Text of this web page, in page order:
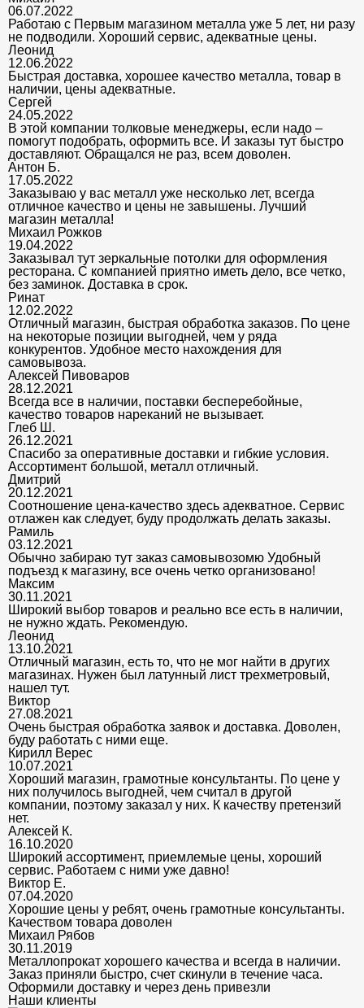
06.07.2022
Работаю с Первым магазином металла уже 5 лет, ни разу
не подводили. Хороший сервис, адекватные цены.
Леонид
12.06.2022
Быстрая доставка, хорошее качество металла, товар в
наличии, цены адекватные.
Сергей
24.05.2022
В этой компании толковые менеджеры, если надо –
помогут подобрать, оформить все. И заказы тут быстро
доставляют. Обращался не раз, всем доволен.
Антон Б.
17.05.2022
Заказываю у вас металл уже несколько лет, всегда
отличное качество и цены не завышены. Лучший
магазин металла!
Михаил Рожков
19.04.2022
Заказывал тут зеркальные потолки для оформления
ресторана. С компанией приятно иметь дело, все четко,
без заминок. Доставка в срок.
Ринат
12.02.2022
Отличный магазин, быстрая обработка заказов. По цене
на некоторые позиции выгодней, чем у ряда
конкурентов. Удобное место нахождения для
самовывоза.
Алексей Пивоваров
28.12.2021
Всегда все в наличии, поставки бесперебойные,
качество товаров нареканий не вызывает.
Глеб Ш.
26.12.2021
Спасибо за оперативные доставки и гибкие условия.
Ассортимент большой, металл отличный.
Дмитрий
20.12.2021
Соотношение цена-качество здесь адекватное. Сервис
отлажен как следует, буду продолжать делать заказы.
Рамиль
03.12.2021
Обычно забираю тут заказ самовывозомю Удобный
подъезд к магазину, все очень четко организовано!
Максим
30.11.2021
Широкий выбор товаров и реально все есть в наличии,
не нужно ждать. Рекомендую.
Леонид
13.10.2021
Отличный магазин, есть то, что не мог найти в других
магазинах. Нужен был латунный лист трехметровый,
нашел тут.
Виктор
27.08.2021
Очень быстрая обработка заявок и доставка. Доволен,
буду работать с ними еще.
Кирилл Верес
10.07.2021
Хороший магазин, грамотные консультанты. По цене у
них получилось выгодней, чем считал в другой
компании, поэтому заказал у них. К качеству претензий
нет.
Алексей К.
16.10.2020
Широкий ассортимент, приемлемые цены, хороший
сервис. Работаем с ними уже давно!
Виктор Е.
07.04.2020
Хорошие цены у ребят, очень грамотные консультанты.
Качеством товара доволен
Михаил Рябов
30.11.2019
Металлопрокат хорошего качества и всегда в наличии.
Заказ приняли быстро, счет скинули в течение часа.
Оформили доставку и через день привезли
Наши клиенты